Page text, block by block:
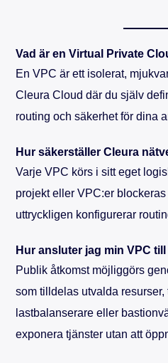
Vad är en Virtual Private
En VPC är ett isolerat,
Cleura Cloud där du själv
routing och säkerhet för dina
Hur säkerställer Cleura
Varje VPC körs i sitt eget
projekt eller VPC:er
uttryckligen konfigurerar
Hur ansluter jag min VPC
Publik åtkomst möjliggörs
som tilldelas utvalda resurser,
lastbalanserare eller
exponera tjänster utan att